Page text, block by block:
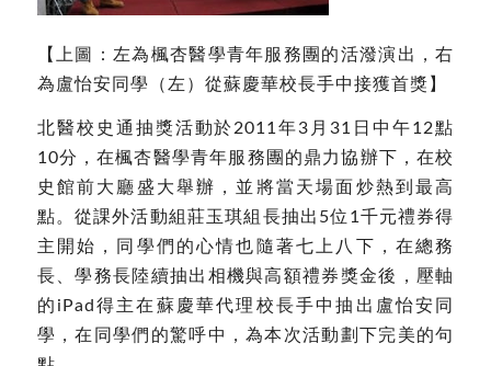
【上圖：左為楓杏醫學青年服務團的活潑演出，右
為盧怡安同學（左）從蘇慶華校長手中接獲首獎】
北醫校史通抽獎活動於2011年3月31日中午12點
10分，在楓杏醫學青年服務團的鼎力協辦下，在校
史館前大廳盛大舉辦，並將當天場面炒熱到最高
點。從課外活動組莊玉琪組長抽出5位1千元禮券得
主開始，同學們的心情也隨著七上八下，在總務
長、學務長陸續抽出相機與高額禮券獎金後，壓軸
的iPad得主在蘇慶華代理校長手中抽出盧怡安同
學，在同學們的驚呼中，為本次活動劃下完美的句